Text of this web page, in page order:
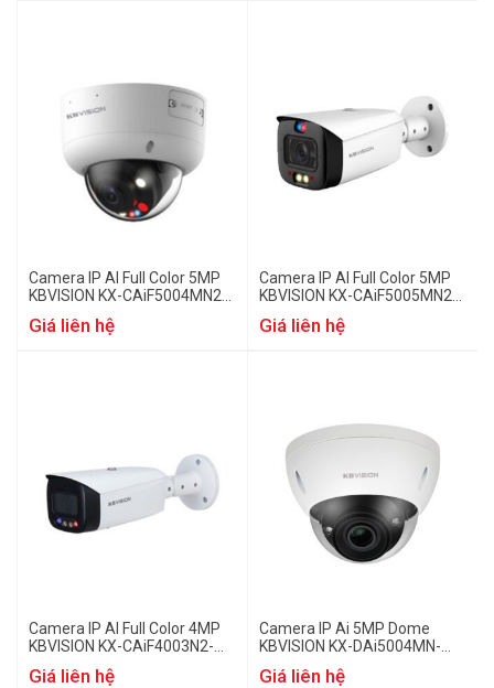
Camera IP AI Full Color 5MP
KBVISION KX-CAiF5004MN2-
Giá liên hệ
Camera IP AI Full Color 5MP
KBVISION KX-CAiF5005MN2-
Giá liên hệ
Camera IP AI Full Color 4MP
KBVISION KX-CAiF4003N2-
Giá liên hệ
Camera IP Ai 5MP Dome
KBVISION KX-DAi5004MN-
Giá liên hệ